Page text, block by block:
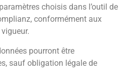
choisis dans l’outil de
conformément aux
pourront être
sauf obligation légale de